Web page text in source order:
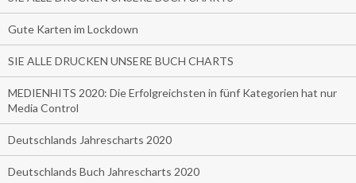
Gute Karten im Lockdown
SIE ALLE DRUCKEN UNSERE BUCH CHARTS
MEDIENHITS 2020: Die Erfolgreichsten in fünf Kategorien hat nur
Media Control
Deutschlands Jahrescharts 2020
Deutschlands Buch Jahrescharts 2020